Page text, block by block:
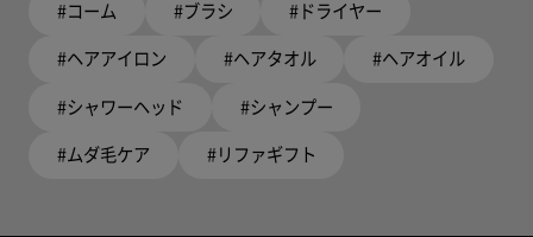
#コーム #ブラシ #ドライヤー
#ヘアアイロン #ヘアタオル #ヘアオイル
#シャワーヘッド #シャンプー
#ムダ毛ケア #リファギフト